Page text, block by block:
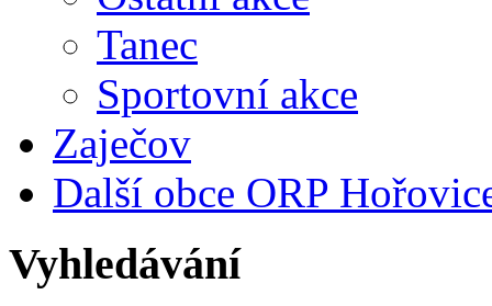
Tanec
Sportovní akce
Zaječov
Další obce ORP
Vyhledávání